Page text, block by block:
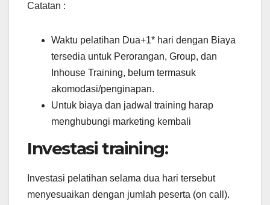
Catatan :
Waktu pelatihan Dua+1* hari dengan Biaya
tersedia untuk Perorangan, Group, dan
Inhouse Training, belum termasuk
akomodasi/penginapan.
Untuk biaya dan jadwal training harap
menghubungi marketing kembali
Investasi training:
Investasi pelatihan selama dua hari tersebut
menyesuaikan dengan jumlah peserta (on call).